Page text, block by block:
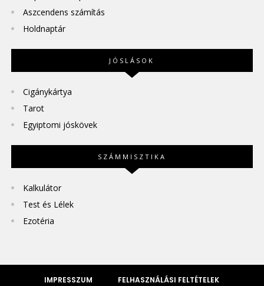
Aszcendens számítás
Holdnaptár
JÓSLÁSOK
Cigánykártya
Tarot
Egyiptomi jóskövek
SZÁMMISZTIKA
Kalkulátor
Test és Lélek
Ezotéria
IMPRESSZUM FELHASZNÁLÁSI FELTÉTELEK